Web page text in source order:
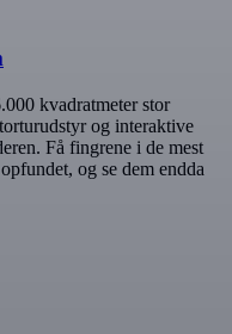
kvadratmeter stor
og interaktive
Få fingrene i de mest
og se dem endda